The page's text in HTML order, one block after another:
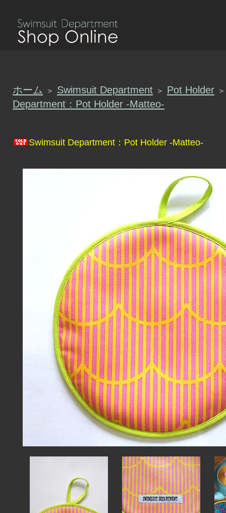
ホーム ＞ Swimsuit Department ＞ Pot Holder ＞
Department：Pot Holder -Matteo-
Swimsuit Department：Pot Holder -Matteo-